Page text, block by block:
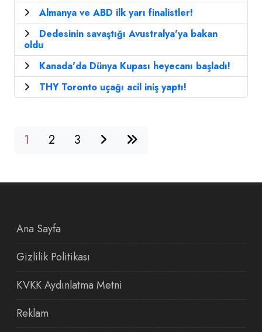
Almanya ve ABD ilk yarı finalistler!
Dedesinin savaştığı Avustralya'ya bakan
oldu
Kanada'da Dünya Kupası heyecanı başladı!
THY Toronto uçağı acil iniş yaptı!
1 2 3
Ana Sayfa
Gizlilik Politikası
KVKK Aydınlatma Metni
Reklam